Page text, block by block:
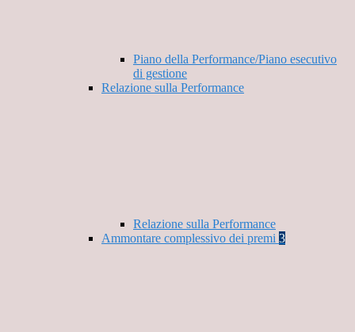
Piano della Performance/Piano esecutivo
di gestione
Relazione sulla Performance
Relazione sulla Performance
Ammontare complessivo dei premi 3